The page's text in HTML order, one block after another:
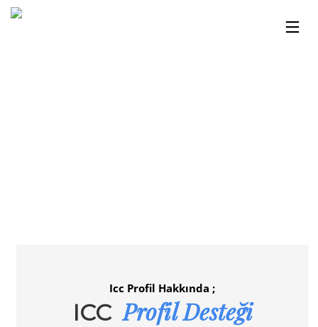
Icc Profil Hakkında ;
ICCProfil Desteği